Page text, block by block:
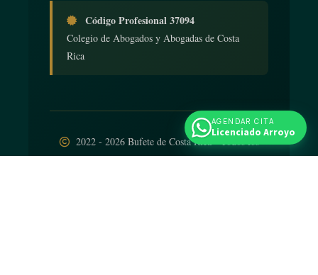
Código Profesional 37094
Colegio de Abogados y Abogadas de Costa
Rica
2022 - 2026 Bufete de Costa Rica - Todos los
derechos reservados
AGENDAR CITA
Licenciado Arroyo